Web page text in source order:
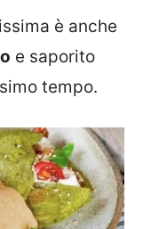
è anche
e saporito
tempo.